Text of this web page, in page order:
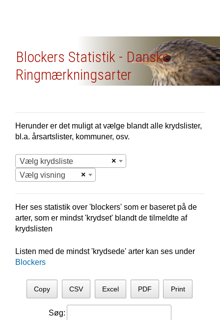
Blockers Statistik - Danske
Ringmærkningsarter
Herunder er det muligt at vælge blandt alle krydslister,
bl.a. årsartslister, kommuner, osv.
×
Vælg krydsliste
×
Vælg visning
Her ses statistik over 'blockers' som er baseret på de
arter, som er mindst 'krydset' blandt de tilmeldte af
krydslisten
Listen med de mindst 'krydsede' arter kan ses under
Blockers
Copy CSV Excel PDF Print
Søg: